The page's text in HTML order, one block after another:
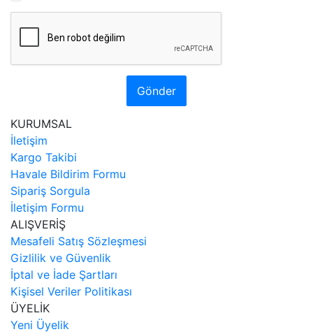
Gönder
KURUMSAL
İletişim
Kargo Takibi
Havale Bildirim Formu
Sipariş Sorgula
İletişim Formu
ALIŞVERİŞ
Mesafeli Satış Sözleşmesi
Gizlilik ve Güvenlik
İptal ve İade Şartları
Kişisel Veriler Politikası
ÜYELİK
Yeni Üyelik